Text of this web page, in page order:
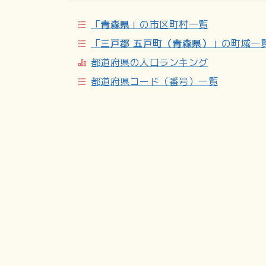
「青森県 」の市区町村一覧
「三戸郡 五戸町（青森県）
」の町域一
都道府県の人口ランキング
都道府県コード（番号）一覧